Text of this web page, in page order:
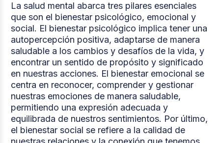
La salud mental abarca tres pilares esenciales
que son el bienestar psicológico, emocional y
social. El bienestar psicológico implica tener una
autopercepción positiva, adaptarse de manera
saludable a los cambios y desafíos de la vida, y
encontrar un sentido de propósito y significado
en nuestras acciones. El bienestar emocional se
centra en reconocer, comprender y gestionar
nuestras emociones de manera saludable,
permitiendo una expresión adecuada y
equilibrada de nuestros sentimientos. Por último,
el bienestar social se refiere a la calidad de